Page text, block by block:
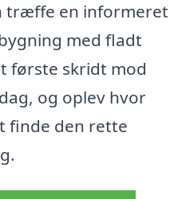
træffe en informeret
med fladt
første skridt mod
og oplev hvor
finde den rette